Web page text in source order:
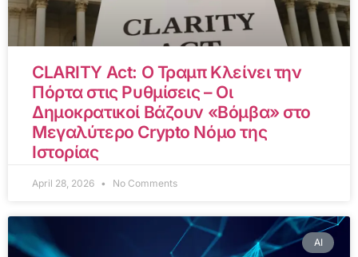
CLARITY Act: Ο Τραμπ Κλείνει την
Πόρτα στις Ρυθμίσεις – Οι
Δημοκρατικοί Βάζουν «Βόμβα» στο
Μεγαλύτερο Crypto Νόμο της
Ιστορίας
April 28, 2026 No Comments
AI